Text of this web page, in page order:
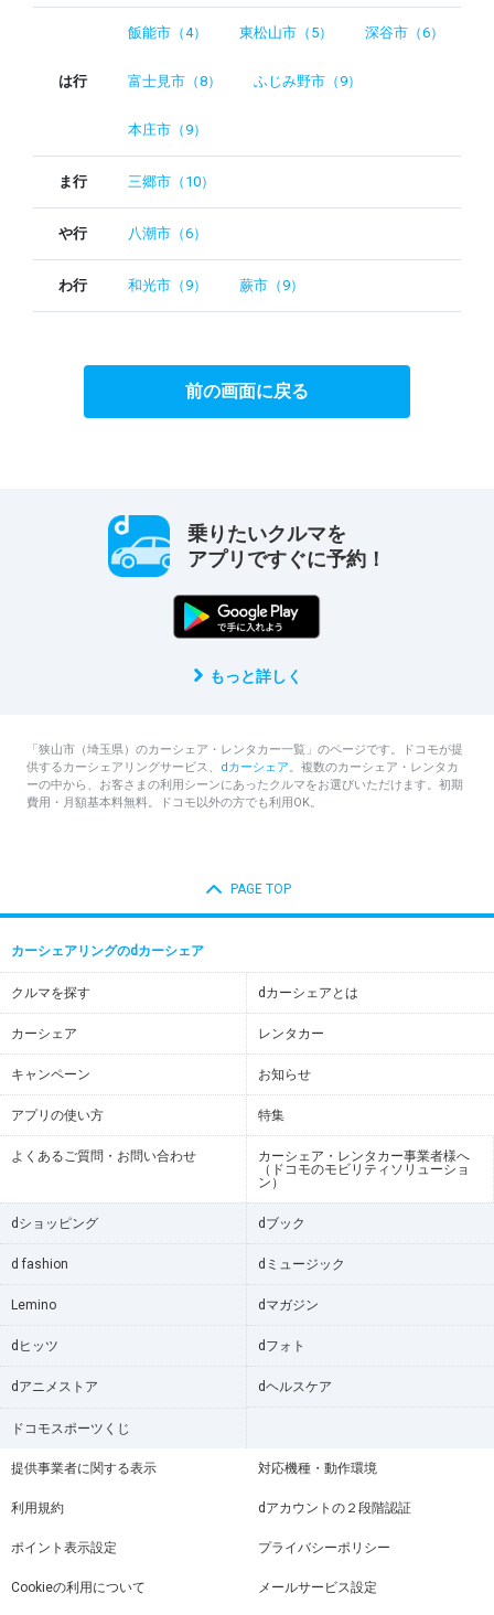
は行
飯能市（4） 東松山市（5） 深谷市（6）
富士見市（8） ふじみ野市（9）
本庄市（9）
ま行 三郷市（10）
や行 八潮市（6）
わ行 和光市（9） 蕨市（9）
前の画面に戻る
乗りたいクルマを
アプリですぐに予約！
もっと詳しく
「狭山市（埼玉県）のカーシェア・レンタカー一覧」のページです。ドコモが提
供するカーシェアリングサービス、 dカーシェア。複数のカーシェア・レンタカ
ーの中から、お客さまの利用シーンにあったクルマをお選びいただけます。初期
費用・月額基本料無料。ドコモ以外の方でも利用OK。
PAGE TOP
カーシェアリングのdカーシェア
クルマを探す dカーシェアとは
カーシェア レンタカー
キャンペーン お知らせ
アプリの使い方 特集
よくあるご質問・お問い合わせ
カーシェア・レンタカー事業者様へ
（ドコモのモビリティソリューショ
ン）
dショッピング dブック
d fashion dミュージック
Lemino dマガジン
dヒッツ dフォト
dアニメストア dヘルスケア
ドコモスポーツくじ
提供事業者に関する表示 対応機種・動作環境
利用規約 dアカウントの２段階認証
ポイント表示設定 プライバシーポリシー
Cookieの利用について メールサービス設定